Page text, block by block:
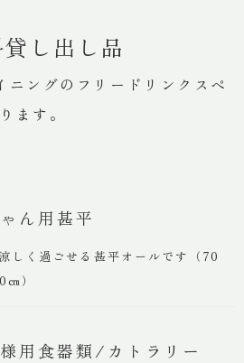
し出し品
ニングのフリードリンクスペ
ます。
ん用甚平
しく過ごせる甚平オールです（70
）
用食器類/カトラリー